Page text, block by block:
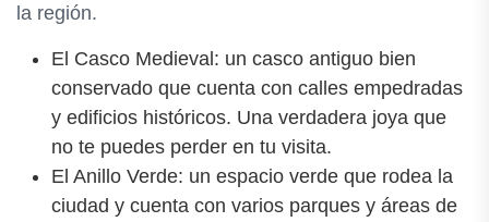
la región.
El Casco Medieval: un casco antiguo bien
conservado que cuenta con calles empedradas
y edificios históricos. Una verdadera joya que
no te puedes perder en tu visita.
El Anillo Verde: un espacio verde que rodea la
ciudad y cuenta con varios parques y áreas de